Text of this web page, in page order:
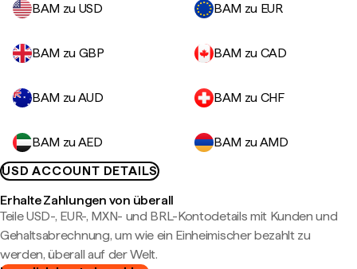
BAM zu USD
BAM zu EUR
BAM zu GBP BAM zu CAD
BAM zu AUD BAM zu CHF
BAM zu AED
BAM zu AMD
USD ACCOUNT DETAILS
Erhalte Zahlungen von überall
Teile USD-, EUR-, MXN- und BRL-Kontodetails mit Kunden und
Gehaltsabrechnung, um wie ein Einheimischer bezahlt zu
werden, überall auf der Welt.